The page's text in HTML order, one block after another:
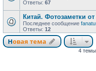
Ответы: 67
Китай. Фотозаметки
Последнее сообщение
Ответы: 12
Новая тема
Новая тема
4 темы